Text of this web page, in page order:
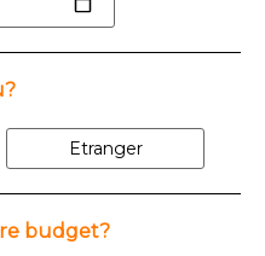
Etranger
budget?